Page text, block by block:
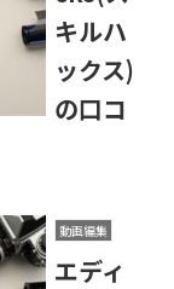
キルハ
ックス)
の口コ
動画編集
エディ